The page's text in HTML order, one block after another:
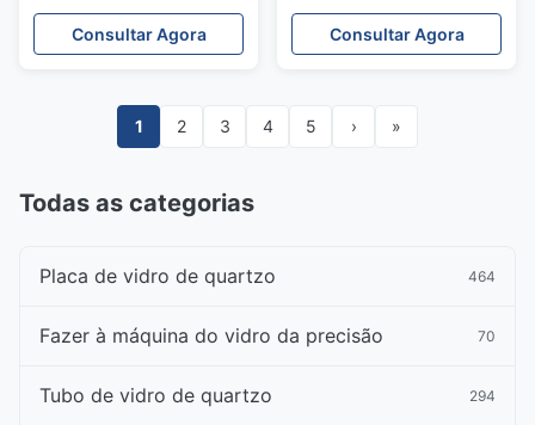
Chakra Equilíbrio e
432Hz Frequência de
Consultar Agora
440Hz/432Hz/528Hz e
forma personalizada para
Consultar Agora
1 2 3 4 5 › »
Todas as categorias
Placa de vidro de quartzo 464
Fazer à máquina do vidro da precisão 70
Tubo de vidro de quartzo 294